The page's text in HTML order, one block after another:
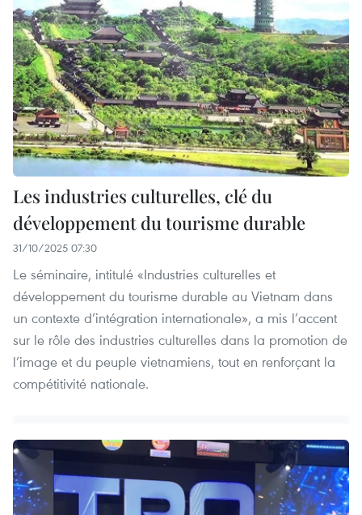
Les industries culturelles, clé du
développement du tourisme durable
31/10/2025 07:30
Le séminaire, intitulé «Industries culturelles et
développement du tourisme durable au Vietnam dans
un contexte d’intégration internationale», a mis l’accent
sur le rôle des industries culturelles dans la promotion de
l’image et du peuple vietnamiens, tout en renforçant la
compétitivité nationale.